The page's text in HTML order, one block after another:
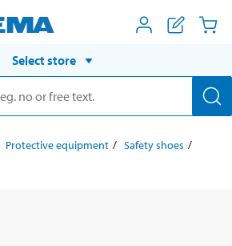
Select store
Protective equipment
Safety shoes